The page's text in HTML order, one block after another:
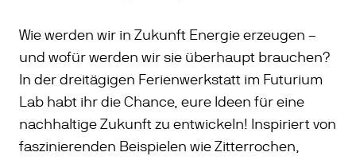
Wie werden wir in Zukunft Energie erzeugen –
und wofür werden wir sie überhaupt brauchen?
In der dreitägigen Ferienwerkstatt im Futurium
Lab habt ihr die Chance, eure Ideen für eine
nachhaltige Zukunft zu entwickeln! Inspiriert von
faszinierenden Beispielen wie Zitterrochen,